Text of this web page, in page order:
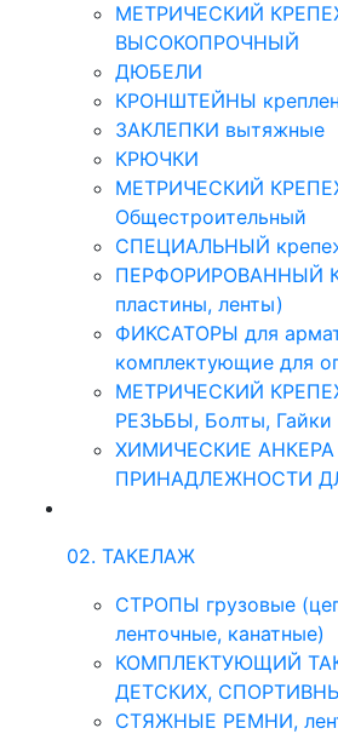
МЕТРИЧЕСКИЙ
ВЫСОКОПРОЧНЫЙ
ДЮБЕЛИ
КРОНШТЕЙНЫ
ЗАКЛЕПКИ вытяжные
КРЮЧКИ
МЕТРИЧЕСКИЙ
Общестроительный
СПЕЦИАЛЬНЫЙ
ПЕРФОРИРОВАННЫЙ
пластины, ленты)
ФИКСАТОРЫ для
комплектующие для
МЕТРИЧЕСКИЙ
РЕЗЬБЫ, Болты, Гайки
ХИМИЧЕСКИЕ АНКЕРА
ПРИНАДЛЕЖНОСТИ
02. ТАКЕЛАЖ
СТРОПЫ грузовые
ленточные, канатные)
КОМПЛЕКТУЮЩИЙ
ДЕТСКИХ,
СТЯЖНЫЕ РЕМНИ,